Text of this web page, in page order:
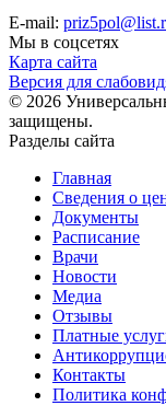
E-mail:
Мы в соцсетях
Карта сайта
Версия для
© 2026
защищены.
Разделы сайта
Главная
Сведения о
Документы
Расписание
Врачи
Новости
Медиа
Отзывы
Платные
Контакты
Политика